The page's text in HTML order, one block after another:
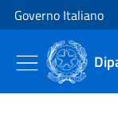
Vai al contenuto
Vai alla navigazione
Governo Italiano